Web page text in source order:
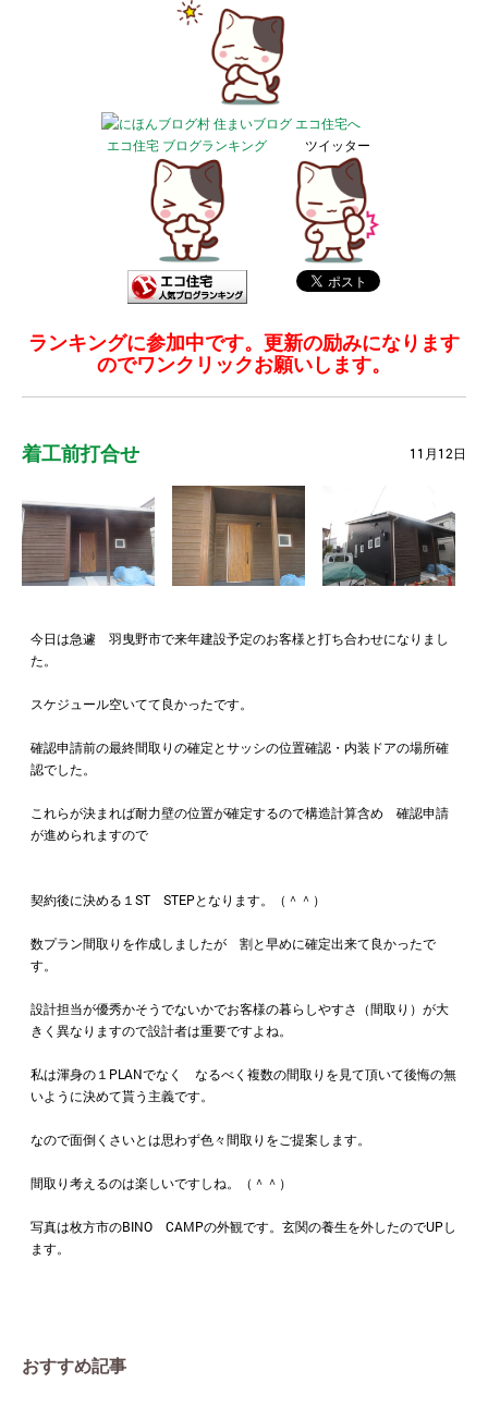
エコ住宅 ブログランキング ツイッター
ランキングに参加中です。更新の励みになります
のでワンクリックお願いします。
着工前打合せ 11月12日
今日は急遽 羽曳野市で来年建設予定のお客様と打ち合わせになりまし
た。
スケジュール空いてて良かったです。
確認申請前の最終間取りの確定とサッシの位置確認・内装ドアの場所確
認でした。
これらが決まれば耐力壁の位置が確定するので構造計算含め 確認申請
が進められますので
契約後に決める１ST STEPとなります。（＾＾）
数プラン間取りを作成しましたが 割と早めに確定出来て良かったで
す。
設計担当が優秀かそうでないかでお客様の暮らしやすさ（間取り）が大
きく異なりますので設計者は重要ですよね。
私は渾身の１PLANでなく なるべく複数の間取りを見て頂いて後悔の無
いように決めて貰う主義です。
なので面倒くさいとは思わず色々間取りをご提案します。
間取り考えるのは楽しいですしね。（＾＾）
写真は枚方市のBINO CAMPの外観です。玄関の養生を外したのでUPし
ます。
おすすめ記事